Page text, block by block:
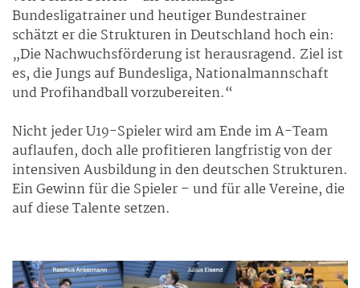
Bundesligatrainer und heutiger Bundestrainer
schätzt er die Strukturen in Deutschland hoch ein:
„Die Nachwuchsförderung ist herausragend. Ziel ist
es, die Jungs auf Bundesliga, Nationalmannschaft
und Profihandball vorzubereiten.“
Nicht jeder U19-Spieler wird am Ende im A-Team
auflaufen, doch alle profitieren langfristig von der
intensiven Ausbildung in den deutschen Strukturen.
Ein Gewinn für die Spieler – und für alle Vereine, die
auf diese Talente setzen.